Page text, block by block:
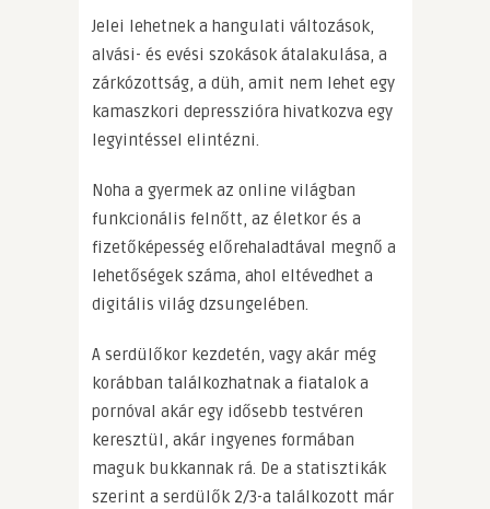
Jelei lehetnek a hangulati változások,
alvási- és evési szokások átalakulása, a
zárkózottság, a düh, amit nem lehet egy
kamaszkori depresszióra hivatkozva egy
legyintéssel elintézni.
Noha a gyermek az online világban
funkcionális felnőtt, az életkor és a
fizetőképesség előrehaladtával megnő a
lehetőségek száma, ahol eltévedhet a
digitális világ dzsungelében.
A serdülőkor kezdetén, vagy akár még
korábban találkozhatnak a fiatalok a
pornóval akár egy idősebb testvéren
keresztül, akár ingyenes formában
maguk bukkannak rá. De a statisztikák
szerint a serdülők 2/3-a találkozott már